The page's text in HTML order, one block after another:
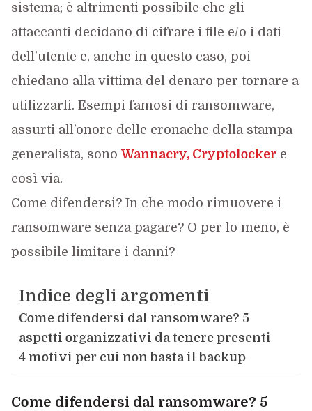
sistema; è altrimenti possibile che gli
attaccanti decidano di cifrare i file e/o i dati
dell’utente e, anche in questo caso, poi
chiedano alla vittima del denaro per tornare a
utilizzarli. Esempi famosi di ransomware,
assurti all’onore delle cronache della stampa
generalista, sono Wannacry, Cryptolockere
così via.
Come difendersi? In che modo rimuovere i
ransomware senza pagare? O per lo meno, è
possibile limitare i danni?
Indice degli argomenti
Come difendersi dal ransomware? 5
aspetti organizzativi da tenere presenti
4 motivi per cui non basta il backup
Come difendersi dal ransomware? 5